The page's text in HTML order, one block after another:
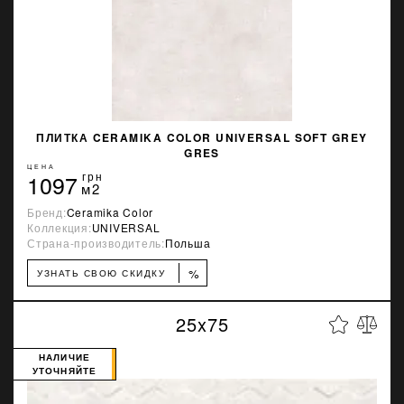
ПЛИТКА CERAMIKA COLOR UNIVERSAL SOFT GREY
GRES
ЦЕНА
1097 грн
м2
Бренд:Ceramika Color
Коллекция:UNIVERSAL
Страна-производитель:Польша
УЗНАТЬ СВОЮ СКИДКУ %
25x75
НАЛИЧИЕ
УТОЧНЯЙТЕ